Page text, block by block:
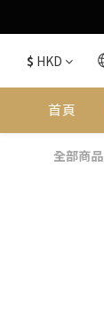
$ HKD
首頁
全部商品